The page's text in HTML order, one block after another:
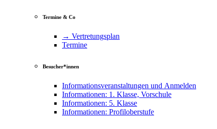
Termine & Co
→ Vertretungsplan
Termine
Besucher*innen
Informationsveranstaltungen und Anmelden
Informationen: 1. Klasse, Vorschule
Informationen: 5. Klasse
Informationen: Profiloberstufe